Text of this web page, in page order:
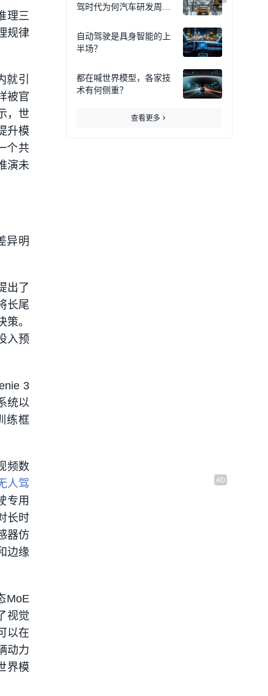
理三
规律
引
被官
，世
升模
个共
演未
异明
出了
长尾
。
入预
3
统以
练框
频数
人驾
专用
长时
器仿
边缘
MoE
视觉
以在
动力
界模
驾时代为何汽车研发周期
自动驾驶是具身智能的上
半场？
都在喊世界模型，各家技
术有何侧重？
查看更多